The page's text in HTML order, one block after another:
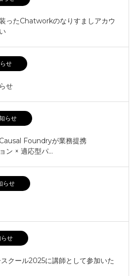
装ったChatworkのなりすましアカウ
せ
せ
らせ
Foundryが業務提携
ン × 適応型パ…
らせ
せ
クール2025に講師として参加いた